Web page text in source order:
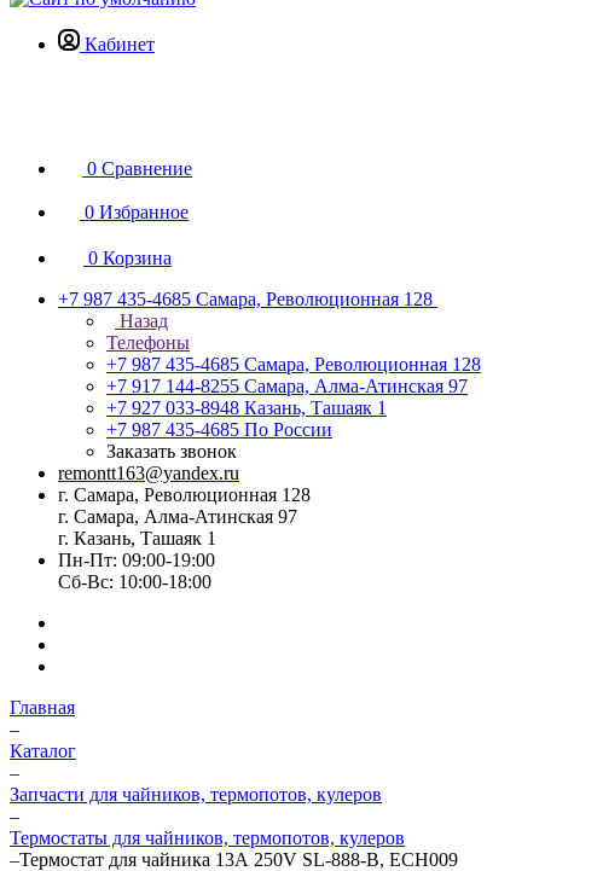
Кабинет
0 Сравнение
0 Избранное
0 Корзина
+7 987 435-4685 Самара, Революционная 128
Назад
Телефоны
+7 987 435-4685 Самара, Революционная 128
+7 917 144-8255 Самара, Алма-Атинская 97
+7 927 033-8948 Казань, Ташаяк 1
+7 987 435-4685 По России
Заказать звонок
remontt163@yandex.ru
г. Самара, Революционная 128
г. Самара, Алма-Атинская 97
г. Казань, Ташаяк 1
Пн-Пт: 09:00-19:00
Сб-Вс: 10:00-18:00
Главная
–
Каталог
–
Запчасти для чайников, термопотов, кулеров
–
Термостаты для чайников, термопотов, кулеров
–Термостат для чайника 13А 250V SL-888-B, ECH009